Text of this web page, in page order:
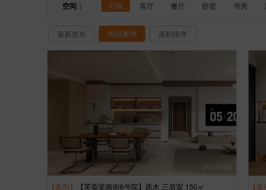
空间：
不限 客厅 餐厅 卧室 书房
最新发布 热点案例 面积排序
【案例】 【芙蓉里南街6号院】原木 三居室 150㎡ 【案